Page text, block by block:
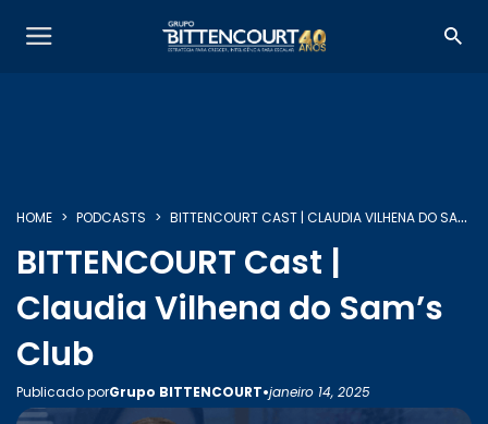
SOBRE NÓS
INSIGHTS
HOME PODCASTS BITTENCOURT CAST | CLAUDIA VILHENA DO SAM’S CLUB
BITTENCOURT Cast |
Claudia Vilhena do Sam’s
Club
Publicado porGrupo BITTENCOURT•janeiro 14, 2025